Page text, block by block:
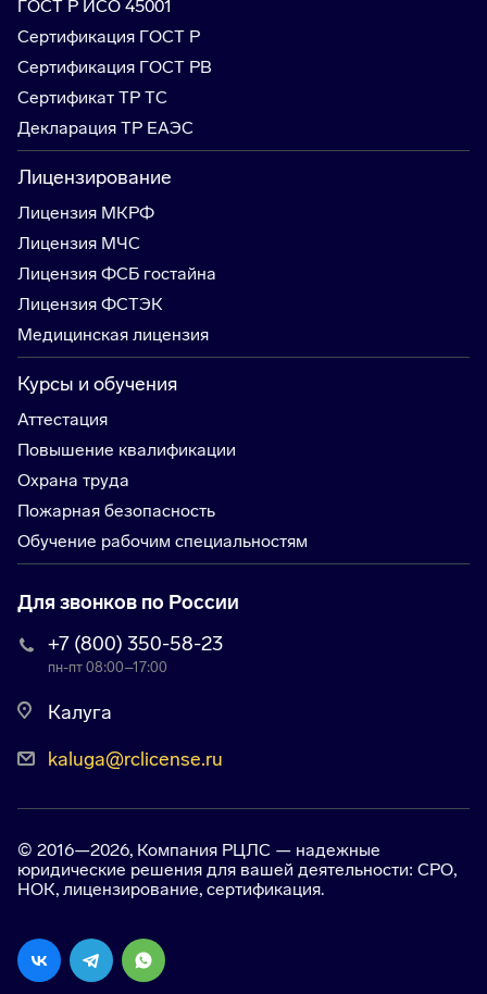
ГОСТ Р ИСО 45001
Сертификация ГОСТ Р
Сертификация ГОСТ РВ
Сертификат ТР ТС
Декларация ТР ЕАЭС
Лицензирование
Лицензия МКРФ
Лицензия МЧС
Лицензия ФСБ гостайна
Лицензия ФСТЭК
Медицинская лицензия
Курсы и обучения
Аттестация
Повышение квалификации
Охрана труда
Пожарная безопасность
Обучение рабочим специальностям
Для звонков по России
+7 (800) 350-58-23
пн-пт 08:00–17:00
Калуга
kaluga@rclicense.ru
© 2016—2026, Компания РЦЛС — надежные
юридические решения для вашей деятельности: СРО,
НОК, лицензирование, сертификация.